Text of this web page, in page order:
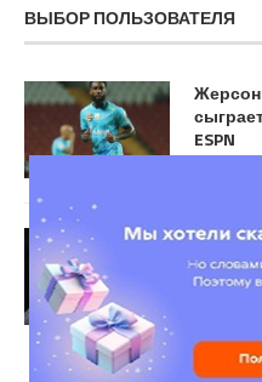
ВЫБОР ПОЛЬЗОВАТЕЛЯ
Жерсон
ESPN